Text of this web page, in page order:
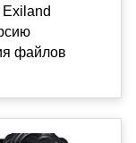
Exiland
файлов